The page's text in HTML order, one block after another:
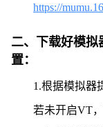
https://
二、下载好模拟
置：
1.根据模拟器
若未开启VT